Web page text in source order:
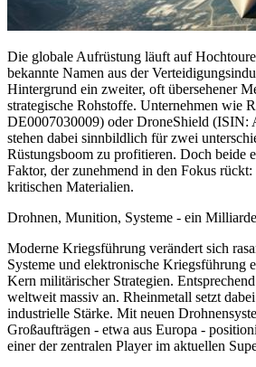
Die globale Aufrüstung läuft auf
bekannte Namen aus der
Hintergrund ein zweiter, oft übersehener
strategische Rohstoffe. Unternehmen wie
DE0007030009) oder DroneShield
stehen dabei sinnbildlich für zwei
Rüstungsboom zu profitieren. Doch beide
Faktor, der zunehmend in den Fokus
kritischen Materialien.
Drohnen, Munition, Systeme - ein
Moderne Kriegsführung verändert sich
Systeme und elektronische Kriegsführung
Kern militärischer Strategien.
weltweit massiv an. Rheinmetall setzt
industrielle Stärke. Mit neuen
Großaufträgen - etwa aus Europa -
einer der zentralen Player im aktuellen